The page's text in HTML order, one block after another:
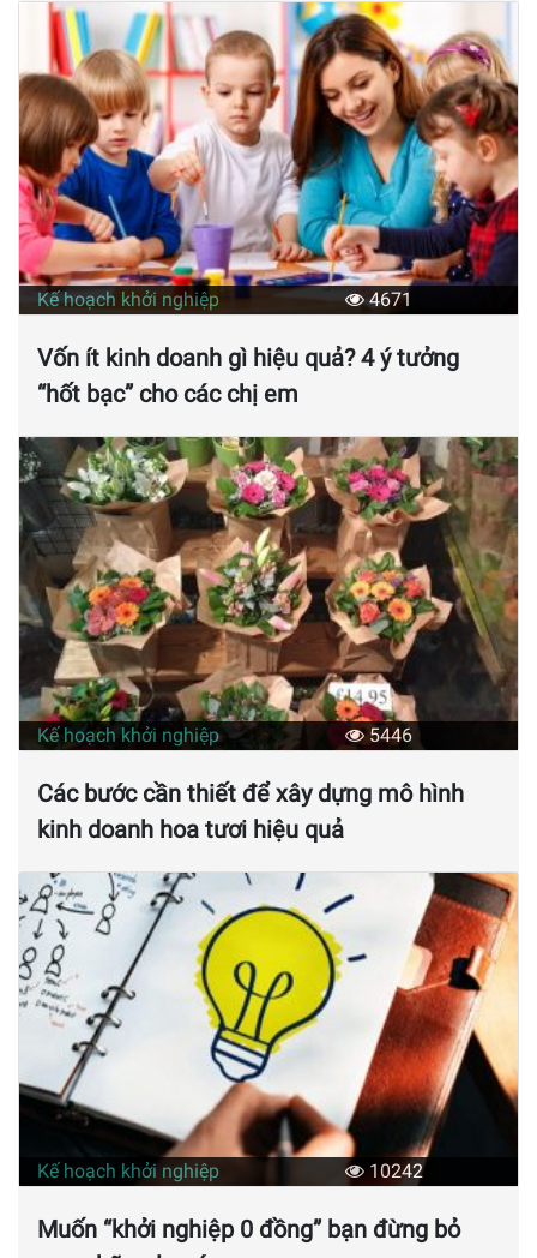
Kế hoạch khởi nghiệp 4671
Vốn ít kinh doanh gì hiệu quả? 4 ý tưởng
“hốt bạc” cho các chị em
Kế hoạch khởi nghiệp 5446
Các bước cần thiết để xây dựng mô hình
kinh doanh hoa tươi hiệu quả
Kế hoạch khởi nghiệp 10242
Muốn “khởi nghiệp 0 đồng” bạn đừng bỏ